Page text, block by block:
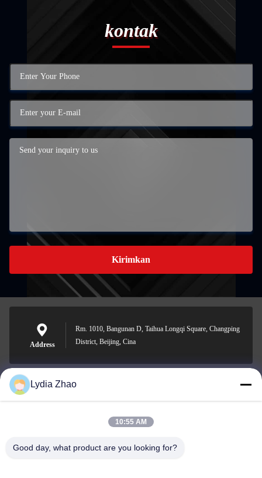
kontak
Kirimkan
Address
Rm. 1010, Bangunan D, Taihua Longqi Square, Changping
District, Beijing, Cina
jesingd@vip.sina.com
Lydia Zhao
10:55 AM
Good day, what product are you looking for?